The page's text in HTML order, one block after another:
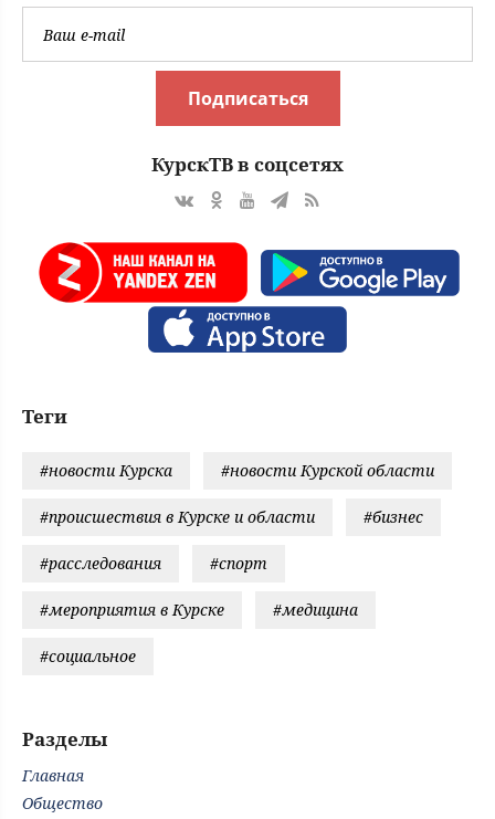
Подписаться
КурскТВ в соцсетях
Теги
#новости Курска #новости Курской области
#происшествия в Курске и области #бизнес
#расследования #спорт
#мероприятия в Курске #медицина
#социальное
Разделы
Главная
Общество